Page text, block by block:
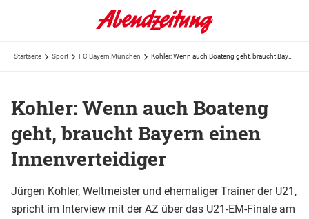
Startseite Sport FC Bayern München
Kohler: Wenn auch Boateng
geht, braucht Bayern einen
Innenverteidiger
Jürgen Kohler, Weltmeister und ehemaliger Trainer der U21,
spricht im Interview mit der AZ über das U21-EM-Finale am